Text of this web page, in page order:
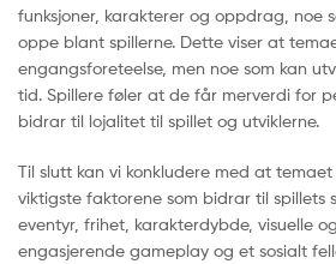
funksjoner, karakterer og oppdrag, noe
oppe blant spillerne. Dette viser at
engangsforeteelse, men noe som kan
tid. Spillere føler at de får merverdi for
bidrar til lojalitet til spillet og utviklerne.
Til slutt kan vi konkludere med at
viktigste faktorene som bidrar til spillets
eventyr, frihet, karakterdybde, visuelle
engasjerende gameplay og et sosialt